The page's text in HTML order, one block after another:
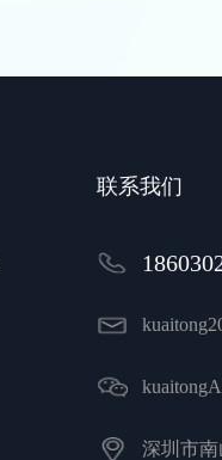
联系我们
深圳市南